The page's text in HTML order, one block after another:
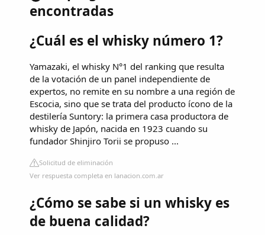
encontradas
¿Cuál es el whisky número 1?
Yamazaki, el whisky N°1 del ranking que resulta
de la votación de un panel independiente de
expertos, no remite en su nombre a una región de
Escocia, sino que se trata del producto ícono de la
destilería Suntory: la primera casa productora de
whisky de Japón, nacida en 1923 cuando su
fundador Shinjiro Torii se propuso ...
Solicitud de eliminación
Ver respuesta completa en lanacion.com.ar
¿Cómo se sabe si un whisky es
de buena calidad?